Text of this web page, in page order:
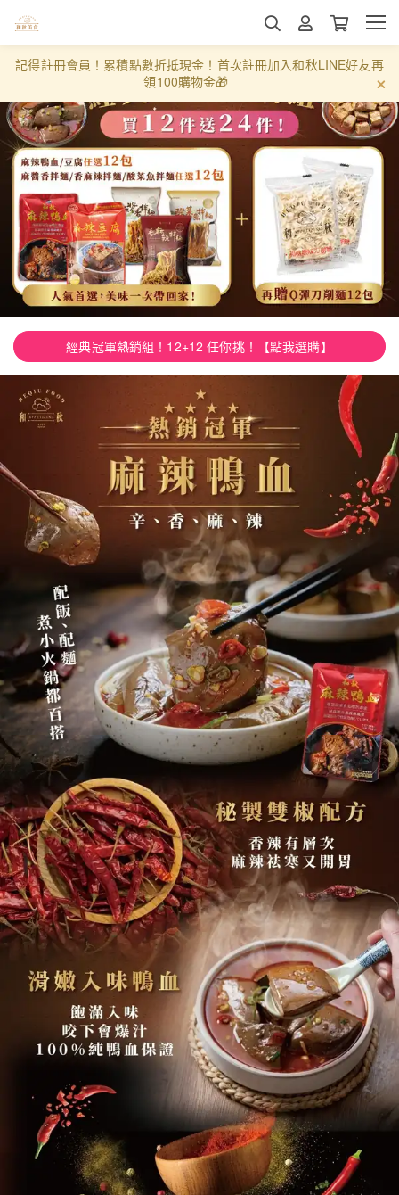
經典冠軍熱銷組！12+12 任你挑！【點我選購】
記得註冊會員！累積點數折抵現金！首次註冊加入和秋LINE好友再
領100購物金🎁